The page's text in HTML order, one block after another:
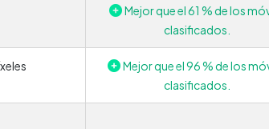
Mejor que el 61 % de los
clasificados.
Mejor que el 96 % de los
clasificados.